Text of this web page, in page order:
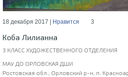
18 декабря 2017 | Нравится 3
Коба Лилианна
3 КЛАСС ХУДОЖЕСТВЕННОГО ОТДЕЛЕНИЯ
МАУ ДО ОРЛОВСКАЯ ДШИ
Ростовская обл., Орловский р-н, п.